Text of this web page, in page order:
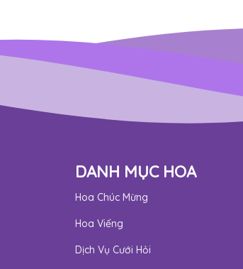
DANH MỤC HOA
Hoa Chúc Mừng
Hoa Viếng
Dịch Vụ Cưới Hỏi